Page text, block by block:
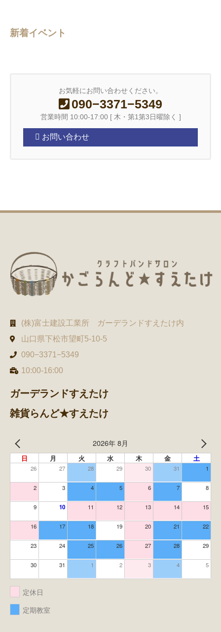
新着イベント
お気軽にお問い合わせください。
090−3371−5349
営業時間 10:00-17:00 [ 木・第1第3日曜除く ]
お問い合わせ
(株)富士建設工業所 ガーデランドすえたけ内
山口県下松市望町5-10-5
090−3371−5349
10:00-16:00
ガーデランドすえたけ
雑貨らんど★すえたけ
2026年 8月
日 月 火 水 木 金 土
26 27 28 29 30 31 1
2 3 4 5 6 7 8
9 10 11 12 13 14 15
16 17 18 19 20 21 22
23 24 25 26 27 28 29
30 31 1 2 3 4 5
定休日
定期教室